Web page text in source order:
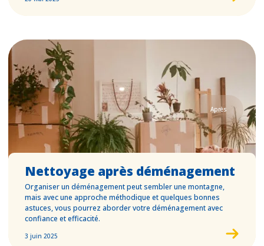
Après
Nettoyage après déménagement
Organiser un déménagement peut sembler une montagne,
mais avec une approche méthodique et quelques bonnes
astuces, vous pourrez aborder votre déménagement avec
confiance et efficacité.
3 juin 2025